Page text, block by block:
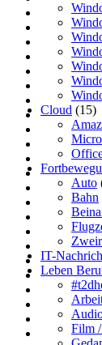
Cloud (15)
Auto
Bahn
IT-
Leben
Film